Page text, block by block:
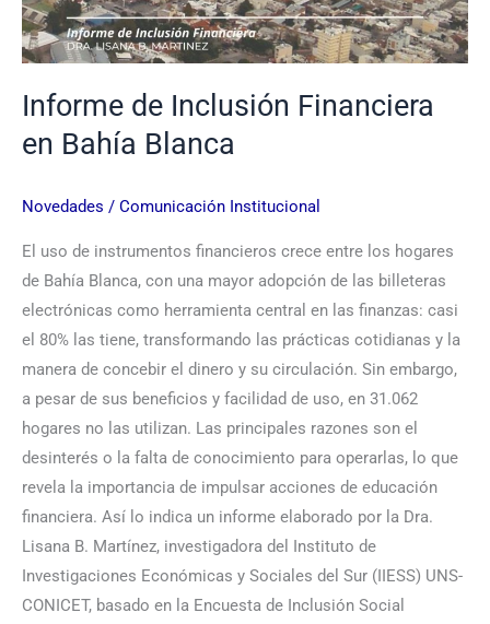
Informe de Inclusión Financiera
en Bahía Blanca
Novedades / Comunicación Institucional
El uso de instrumentos financieros crece entre los hogares
de Bahía Blanca, con una mayor adopción de las billeteras
electrónicas como herramienta central en las finanzas: casi
el 80% las tiene, transformando las prácticas cotidianas y la
manera de concebir el dinero y su circulación. Sin embargo,
a pesar de sus beneficios y facilidad de uso, en 31.062
hogares no las utilizan. Las principales razones son el
desinterés o la falta de conocimiento para operarlas, lo que
revela la importancia de impulsar acciones de educación
financiera. Así lo indica un informe elaborado por la Dra.
Lisana B. Martínez, investigadora del Instituto de
Investigaciones Económicas y Sociales del Sur (IIESS) UNS-
CONICET, basado en la Encuesta de Inclusión Social